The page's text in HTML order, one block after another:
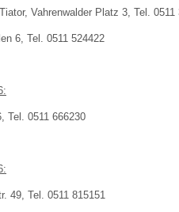
Vahrenwalder Platz 3, Tel. 0511
6, Tel. 0511 524422
Tel. 0511 666230
49, Tel. 0511 815151